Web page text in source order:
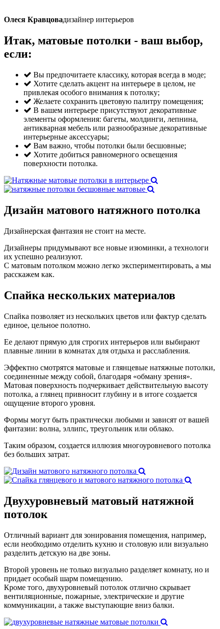
Олеся Кравцовадизайнер интерьеров
Итак, матовые потолки - ваш выбор,
если:
Вы предпочитаете классику, которая всегда в моде;
Хотите сделать акцент на интерьере в целом, не
привлекая особого внимания к потолку;
Желаете сохранить цветовую палитру помещения;
В вашем интерьере присутствуют декоративные
элементы оформления: багеты, молдинги, лепнина,
антикварная мебель или разнообразные декоративные
интерьерные аксессуары;
Вам важно, чтобы потолки были бесшовные;
Хотите добиться равномерного освещения
поверхности потолка.
Дизайн матового натяжного потолка
Дизайнерская фантазия не стоит на месте.
Дизайнеры придумывают все новые изюминки, а технологи
их успешно реализуют.
С матовым потолком можно легко экспериментировать, а мы
расскажем как.
Спайка нескольких материалов
Спайка позволяет из нескольких цветов или фактур сделать
единое, цельное полотно.
Ее делают прямую для строгих интерьеров или выбирают
плавные линии в комнатах для отдыха и расслабления.
Эффектно смотрятся матовые и глянцевые натяжные потолки,
соединенные между собой, благодаря «обману зрения».
Матовая поверхность подчеркивает действительную высоту
потолка, а глянец привносит глубину и в итоге создается
ощущение второго уровня.
Формы могут быть практически любыми и зависят от вашей
фантазии: волна, эллипс, треугольник или облако.
Таким образом, создается иллюзия многоуровневого потолка
без больших затрат.
Двухуровневый матовый натяжной
потолок
Отличный вариант для зонирования помещения, например,
если необходимо отделить кухню и столовую или визуально
разделить детскую на две зоны.
Второй уровень не только визуально разделяет комнату, но и
придает особый шарм помещению.
Кроме того, двухуровневый потолок отлично скрывает
вентиляционные, пожарные, электрические и другие
коммуникации, а также выступающие вниз балки.